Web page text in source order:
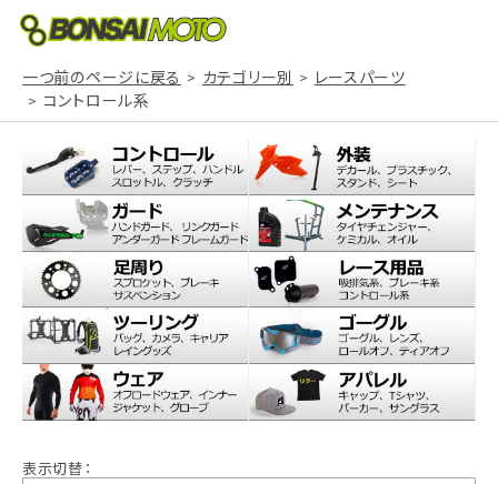
一つ前のページに戻る カテゴリー別
レースパーツ
コントロール系
表示切替：